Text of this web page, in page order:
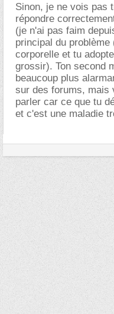
Sinon, je ne vois pas
répondre
(je n'ai pas faim
principal du
corporelle et tu
grossir). Ton second
beaucoup plus
sur des forums, mais
parler car ce que tu
et c'est une maladie